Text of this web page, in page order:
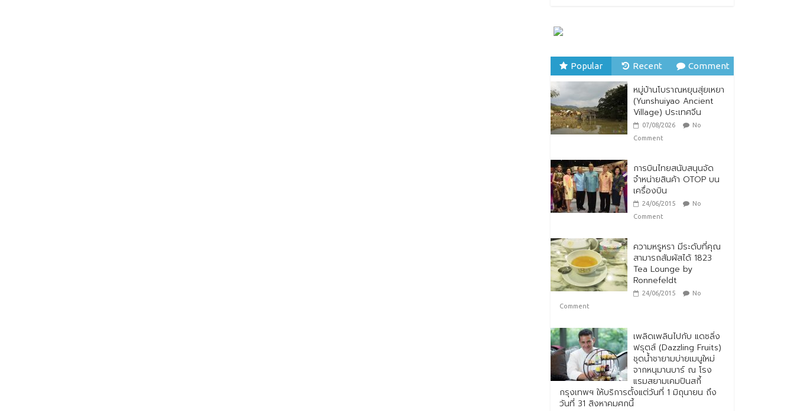
ทิพยประกันภัย ร่วมถวาย
พระพรชัยมงคล พระบาท
สมเด็จพระปรเมนทร
รามาธิบดีศรีสินทรมหาวชิร
าลงกรณ พระวชิรเกล้าเจ้า
อยู่หัว
28/07/2026 No Comment
Popular Recent Comment
หมู่บ้านโบราณหยุนสุ่ยเหยา
(Yunshuiyao Ancient
Village) ประเทศจีน
07/08/2026
No
Comment
การบินไทยสนับสนุนจัด
จำหน่ายสินค้า OTOP บน
เครื่องบิน
24/06/2015
No
Comment
ความหรูหรา มีระดับที่คุณ
สามารถสัมผัสได้ 1823
Tea Lounge by
Ronnefeldt
24/06/2015
No
Comment
เพลิดเพลินไปกับ แดซลิ่ง
ฟรุตส์ (Dazzling Fruits)
ชุดน้ำชายามบ่ายเมนูใหม่
จากหนุมานบาร์ ณ โรง
แรมสยามเคมปินสกี้
กรุงเทพฯ ให้บริการตั้งแต่วันที่ 1 มิถุนายน ถึง
วันที่ 31 สิงหาคมศกนี้